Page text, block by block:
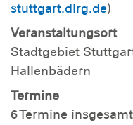
stuttgart.dlrg.de)
Veranstaltungsort
Stadtgebiet
Hallenbädern
Termine
6 Termine insgesamt